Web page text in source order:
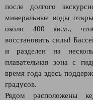
после долгого
минеральные воды
около 400 кв.м.,
восстановить силы!
и разделен на
плавательная зона с
время года здесь
градусов.
Рядом расположены